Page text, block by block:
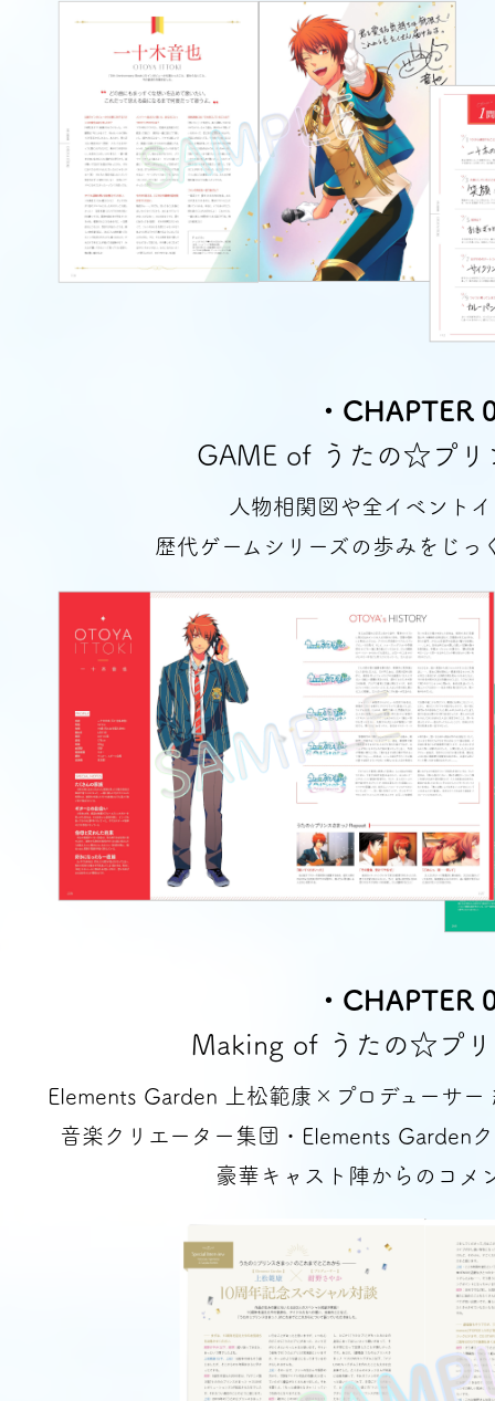
・CHAPTER
GAME of うたの☆プリ
人物相関図や全イベント
歴代ゲームシリーズの歩みをじっ
・CHAPTER
Making of うたの☆プ
Elements Garden 上松範康×プロデューサー
音楽クリエーター集団・Elements Garden
豪華キャスト陣からのコメ